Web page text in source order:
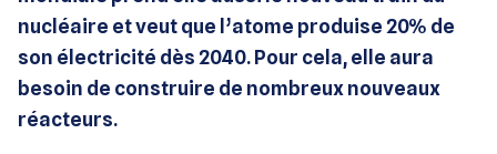
nucléaire et veut que l’atome produise 20% de
son électricité dès 2040. Pour cela, elle aura
besoin de construire de nombreux nouveaux
réacteurs.